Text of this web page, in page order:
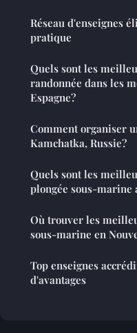
Réseau d'enseignes
pratique
Quels sont les
randonnée dans les
Espagne?
Comment organiser
Kamchatka, Russie?
Quels sont les
plongée sous-marine
Où trouver les
sous-marine en
Top enseignes
d'avantages